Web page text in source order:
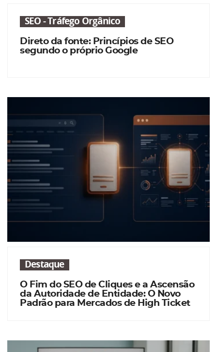
SEO - Tráfego Orgânico
Direto da fonte: Princípios de SEO
segundo o próprio Google
Destaque
O Fim do SEO de Cliques e a Ascensão
da Autoridade de Entidade: O Novo
Padrão para Mercados de High Ticket